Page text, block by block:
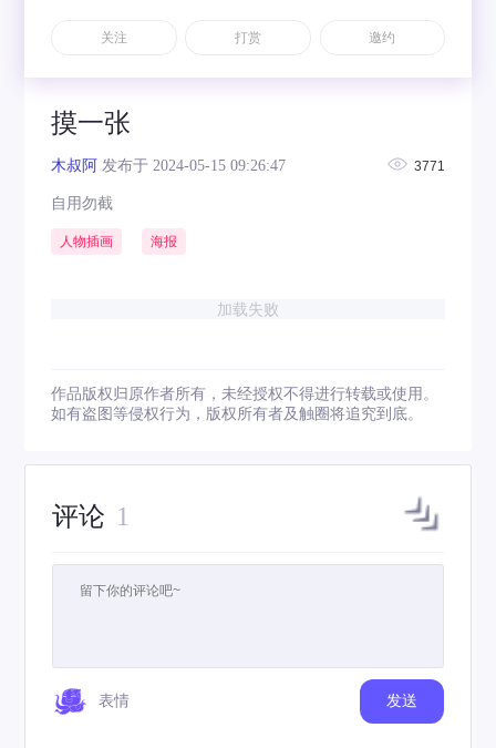
摸一张
木叔阿 发布于 2024-05-15 09:26:47 3771
自用勿截
人物插画 海报
加载失败
作品版权归原作者所有，未经授权不得进行转载或使用。
如有盗图等侵权行为，版权所有者及触圈将追究到底。
评论 1
表情 发送
关注 打赏 邀约